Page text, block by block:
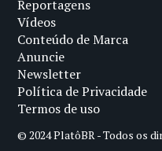
© 2024 PlatôBR - Todos os
Reportagens
Vídeos
Conteúdo de Marca
Anuncie
Newsletter
Política de Privacidade
Termos de uso